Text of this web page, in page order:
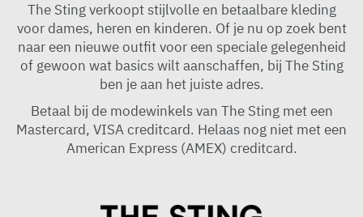
The Sting verkoopt stijlvolle en betaalbare kleding
voor dames, heren en kinderen. Of je nu op zoek bent
naar een nieuwe outfit voor een speciale gelegenheid
of gewoon wat basics wilt aanschaffen, bij The Sting
ben je aan het juiste adres.
Betaal bij de modewinkels van The Sting met een
Mastercard, VISA creditcard. Helaas nog niet met een
American Express (AMEX) creditcard.